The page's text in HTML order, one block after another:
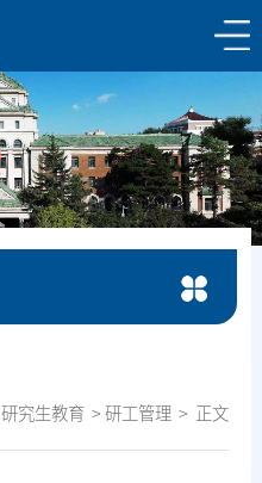
研究生教育 研工管理 正文